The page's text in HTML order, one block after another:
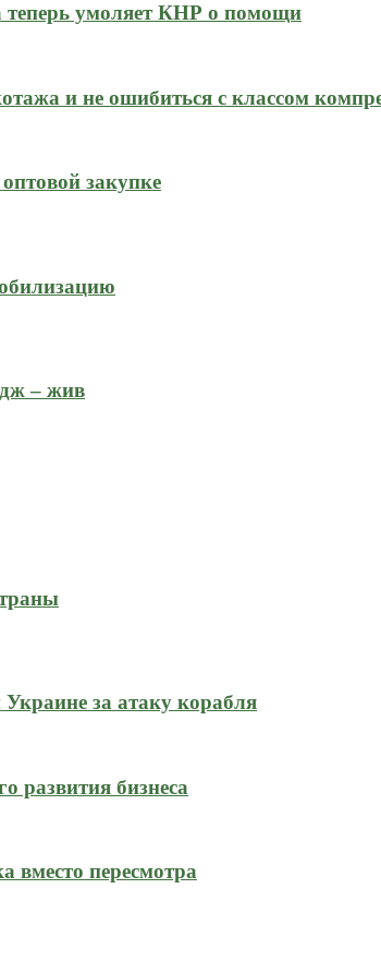
теперь умоляет КНР о помощи
и не ошибиться с классом
закупке
– жив
за атаку корабля
развития бизнеса
вместо пересмотра